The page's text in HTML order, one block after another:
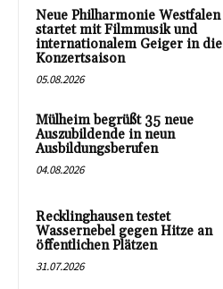
Neue Philharmonie Westfalen
startet mit Filmmusik und
internationalem Geiger in die
Konzertsaison
05.08.2026
Mülheim begrüßt 35 neue
Auszubildende in neun
Ausbildungsberufen
04.08.2026
Recklinghausen testet
Wassernebel gegen Hitze an
öffentlichen Plätzen
31.07.2026